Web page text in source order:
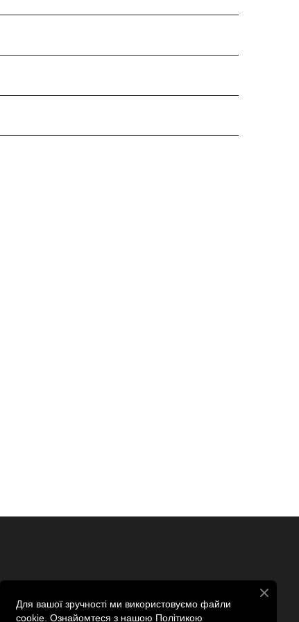
Для вашої зручності ми використовуємо файли
cookie. Ознайомтеся з нашою Політикою